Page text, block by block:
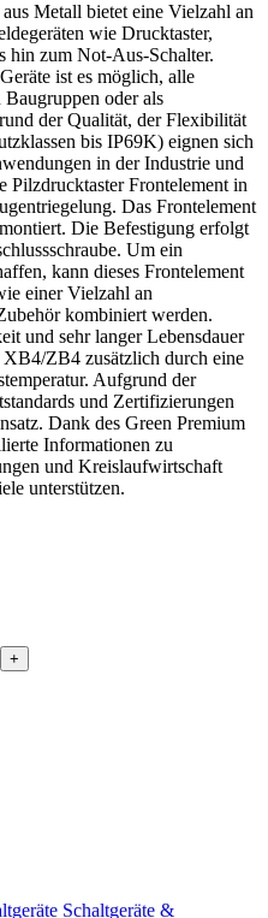
Metall bietet eine Vielzahl an
wie Drucktaster,
hin zum Not-Aus-Schalter.
ist es möglich, alle
oder als
der Qualität, der Flexibilität
bis IP69K) eignen sich
in der Industrie und
Pilzdrucktaster Frontelement in
Das Frontelement
Die Befestigung erfolgt
Um ein
kann dieses Frontelement
einer Vielzahl an
kombiniert werden.
und sehr langer Lebensdauer
XB4/ZB4 zusätzlich durch eine
Aufgrund der
und Zertifizierungen
Dank des Green Premium
Informationen zu
und Kreislaufwirtschaft
unterstützen.
+
Schaltgeräte &